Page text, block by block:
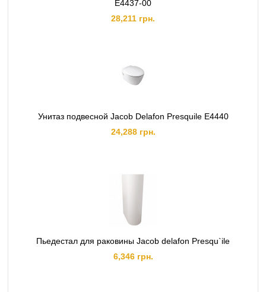
E4437-00
28,211 грн.
Унитаз подвесной Jacob Delafon Presquile E4440
24,288 грн.
Пьедестал для раковины Jacob delafon Presqu`ile
6,346 грн.